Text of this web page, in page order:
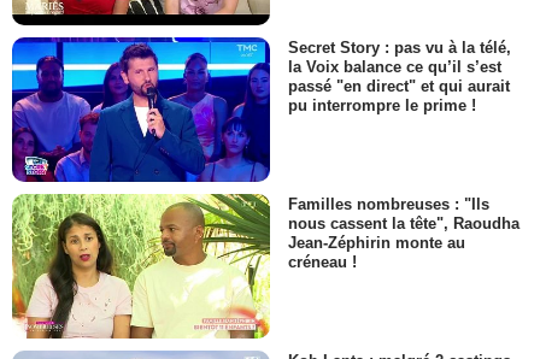
Secret Story : pas vu à la télé,
la Voix balance ce qu’il s’est
passé "en direct" et qui aurait
pu interrompre le prime !
Familles nombreuses : "Ils
nous cassent la tête", Raoudha
Jean-Zéphirin monte au
créneau !